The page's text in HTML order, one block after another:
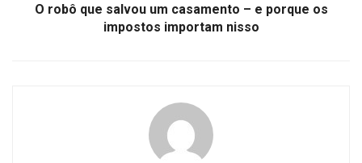
O robô que salvou um casamento – e porque os
impostos importam nisso